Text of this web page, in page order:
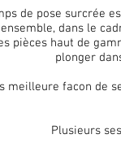
de pose surcrée
dans le
pièces haut de
plonger
meilleure facon de
Plusieurs